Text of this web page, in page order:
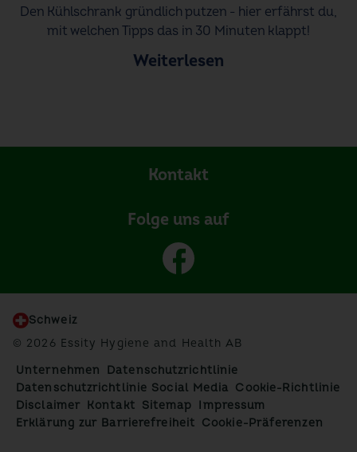
Den Kühlschrank gründlich putzen - hier erfährst du,
mit welchen Tipps das in 30 Minuten klappt!
Weiterlesen
Kontakt
Folge uns auf
Schweiz
© 2026 Essity Hygiene and Health AB
Unternehmen
Datenschutzrichtlinie
Datenschutzrichtlinie Social Media Cookie-Richtlinie
Disclaimer
Kontakt Sitemap
Impressum
Erklärung zur Barrierefreiheit Cookie-Präferenzen